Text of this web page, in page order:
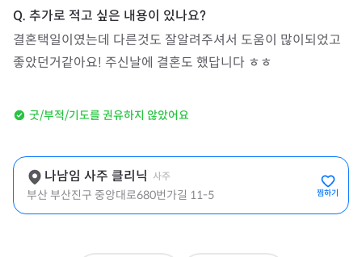
결혼택일이였는데 다른것도 잘알려주셔서 도움이 많이되었고
좋았던거같아요! 주신날에 결혼도 했답니다 ㅎㅎ
굿/부적/기도를 권유하지 않았어요
나남임 사주 클리닉 사주
부산 부산진구 중앙대로680번가길 11-5 찜하기